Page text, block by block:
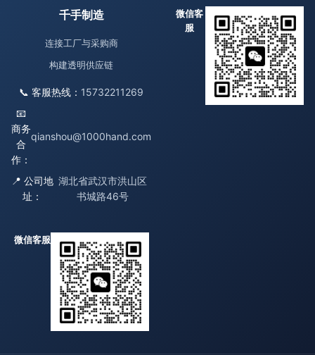
千手制造
连接工厂与采购商
构建透明供应链
📞 客服热线： 15732211269
📧
商务
合
作：
qianshou@1000hand.com
📍 公司地
址：
湖北省武汉市洪山区
书城路46号
微信客
服
微信客服